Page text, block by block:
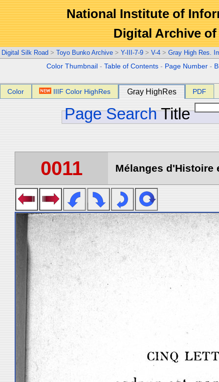
National Institute of
Digital Archive
Digital Silk Road > Toyo Bunko Archive > Y-III-7-9 > V-4 > Gray High Res.
Color Thumbnail -Table of Contents - Page Number -
Color IIIF Color HighRes Gray HighRes PDF
Page Search Title
0011 Mélanges d'Histoire